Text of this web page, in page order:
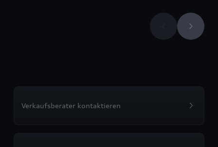
Verkaufsberater kontaktieren